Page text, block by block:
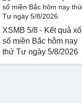
XSMB 5/8 - Kết quả xổ
số miền Bắc hôm nay
thứ Tư ngày 5/8/2026